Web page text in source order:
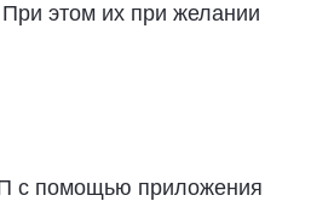
этом их при желании
с помощью приложения